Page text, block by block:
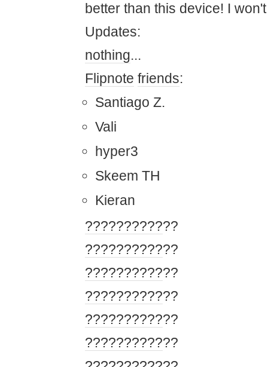
better than this device! I
Updates:
nothing...
Flipnote friends:
Santiago Z.
Vali
hyper3
Skeem TH
Kieran
????????????
????????????
????????????
????????????
????????????
????????????